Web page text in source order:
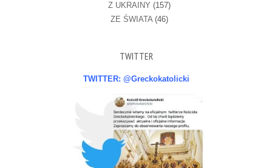
Z UKRAINY (157)
ZE ŚWIATA(46)
TWITTER
TWITTER: @Greckokatolicki